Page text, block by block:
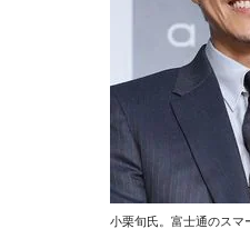
小栗旬氏。富士通のスマ